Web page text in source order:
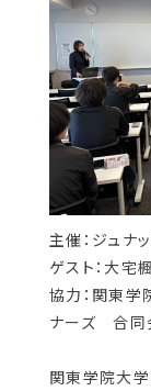
主催：ジュナ
ゲスト：大宅
協力：関東
ナーズ 合同
関東学院大学